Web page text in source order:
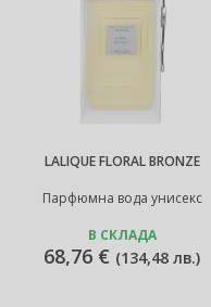
LALIQUE FLORAL BRONZE
Парфюмна вода унисекс
В СКЛАДА
68,76 € (134,48 лв.)